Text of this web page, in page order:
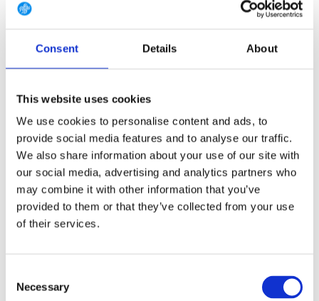
Consent Details About
This website uses cookies
We use cookies to personalise content and ads, to
provide social media features and to analyse our traffic.
We also share information about your use of our site with
our social media, advertising and analytics partners who
may combine it with other information that you’ve
provided to them or that they’ve collected from your use
of their services.
Selection
Necessary
maximum van 500 lumen....
GRATIS LEVERING VANAF € 100
24/7 ONLINE WINKELEN
Productomschrijving
Specificaties
Delen